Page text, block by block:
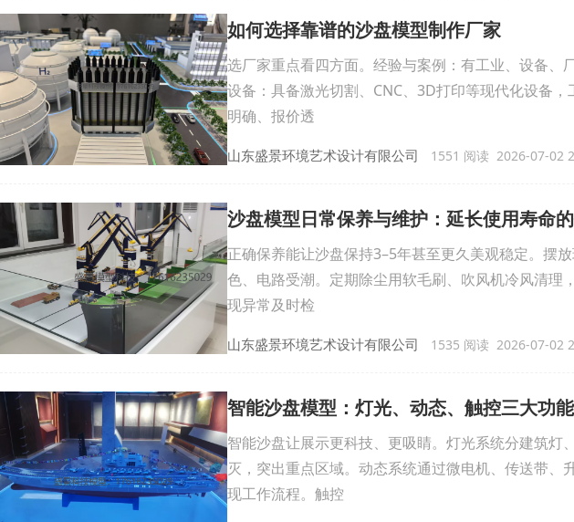
如何选择靠谱的沙盘模型制作厂家
选厂家重点看四方面。经验与案例：有工业、设备
设备：具备激光切割、CNC、3D打印等现代化设备
明确、报价透
山东盛景环境艺术设计有限公司 1551 阅读 2026-07-02
沙盘模型日常保养与维护：延长使用寿命
正确保养能让沙盘保持3–5年甚至更久美观稳定。摆
色、电路受潮。定期除尘用软毛刷、吹风机冷风清理
现异常及时检
山东盛景环境艺术设计有限公司 1535 阅读 2026-07-02
智能沙盘模型：灯光、动态、触控三大功
智能沙盘让展示更科技、更吸睛。灯光系统分建筑
灭，突出重点区域。动态系统通过微电机、传送带
现工作流程。触控